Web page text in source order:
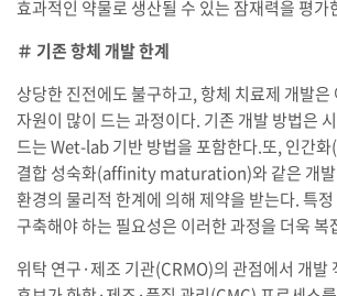
효과적인 약물로 생산될 수 있는 잠재력을 평가
＃ 기존 항체 개발 한계
상당한 진전에도 불구하고, 항체 치료제 개발은
자원이 많이 드는 과정이다. 기존 개발 방법은
드는 Wet-lab 기반 방법을 포함한다.또, 인간
결합 성숙화(affinity maturation)와 같은 개발
환경의 물리적 한계에 의해 제약을 받는다. 특
구축해야 하는 필요성은 이러한 과정을 더욱 복
위탁 연구·제조 기관(CRMO)의 관점에서 개발